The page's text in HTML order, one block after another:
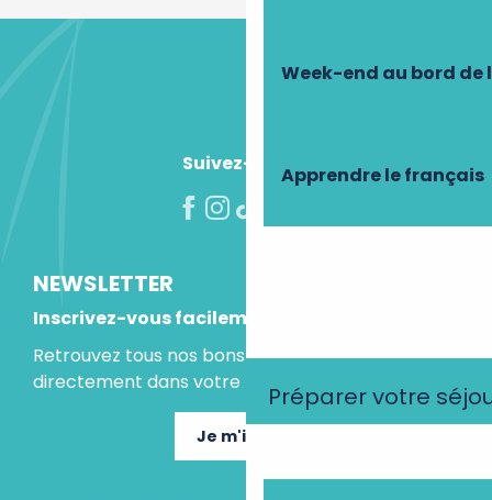
Week-end au bord de
Apprendre le français
Préparer votre
Suivez-nous !
NEWSLETTER
Inscrivez-vous facilement
Retrouvez tous nos bons plans et idées séjours
directement dans votre boite mail.
Je m'inscris